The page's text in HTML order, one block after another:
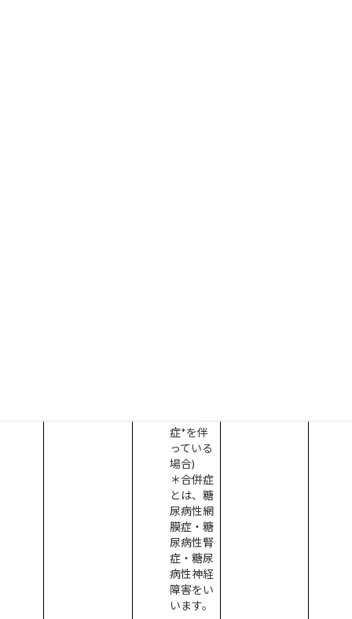
症*を伴
っている
場合)
＊合併症
とは、糖
尿病性網
膜症・糖
尿病性腎
症・糖尿
病性神経
障害をい
います。